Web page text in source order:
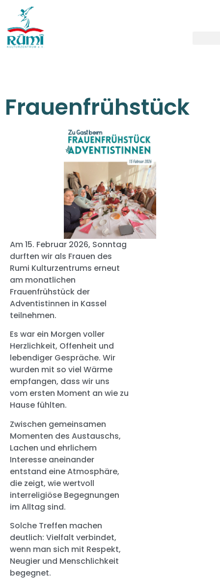
Frauenfrühstück
Am 15. Februar 2026, Sonntag
durften wir als Frauen des
Rumi Kulturzentrums erneut
am monatlichen
Frauenfrühstück der
Adventistinnen in Kassel
teilnehmen.
Es war ein Morgen voller
Herzlichkeit, Offenheit und
lebendiger Gespräche. Wir
wurden mit so viel Wärme
empfangen, dass wir uns
vom ersten Moment an wie zu
Hause fühlten.
Zwischen gemeinsamen
Momenten des Austauschs,
Lachen und ehrlichem
Interesse aneinander
entstand eine Atmosphäre,
die zeigt, wie wertvoll
interreligiöse Begegnungen
im Alltag sind.
Solche Treffen machen
deutlich: Vielfalt verbindet,
wenn man sich mit Respekt,
Neugier und Menschlichkeit
begegnet.